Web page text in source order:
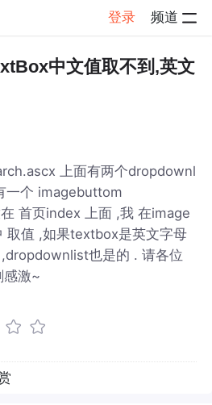
登录 频道
帖子详情
中文值取不到,英文
上面有两个dropdownl
一个 imagebuttom
首页index 上面 ,我 在image
取值 ,如果textbox是英文字母
也是的 . 请各位
感激~